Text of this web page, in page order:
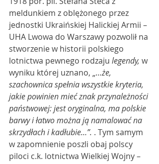
meldunkiem z oblężonego przez
jednostki Ukraińskiej Halickiej Armii –
UHA Lwowa do Warszawy pozwolił na
stworzenie w historii polskiego
lotnictwa pewnego rodzaju legendy, w
wyniku której uznano, „…że,
szachownica spełnia wszystkie kryteria,
jakie powinien mieć znak przynależności
państwowej: jest oryginalna, ma polskie
barwy i łatwo można ją namalować na
skrzydłach i kadłubie…”. . Tym samym
w zapomnienie poszli obaj polscy
piloci c.k. lotnictwa Wielkiej Wojny –